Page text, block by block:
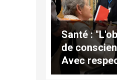
Santé :
de
Avec
(traduction